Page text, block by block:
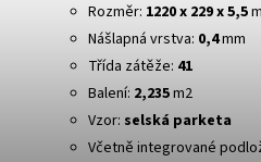
Rozměr: 1220 x 229 x 5,5
Nášlapná vrstva: 0,4mm
Třída zátěže: 41
Balení: 2,235m2
Vzor: selská parketa
Včetně integrované